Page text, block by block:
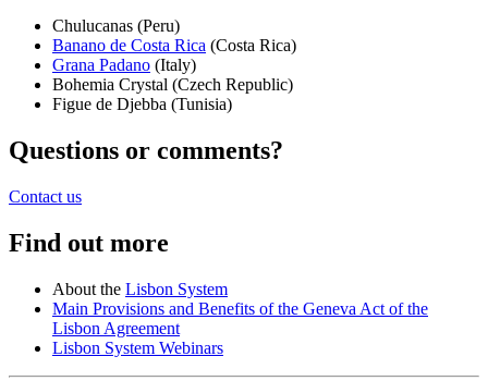
Chulucanas (Peru)
Banano de Costa Rica (Costa Rica)
Grana Padano (Italy)
Bohemia Crystal (Czech Republic)
Figue de Djebba (Tunisia)
Questions or comments?
Contact us
Find out more
About the Lisbon System
Main Provisions and Benefits of the Geneva Act of the
Lisbon Agreement
Lisbon System Webinars